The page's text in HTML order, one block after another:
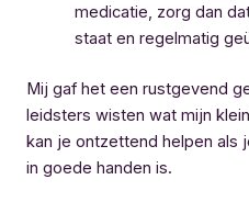
medicatie, zorg dan
staat en regelmatig
Mij gaf het een rustgevend
leidsters wisten wat mijn
kan je ontzettend helpen als
in goede handen is.